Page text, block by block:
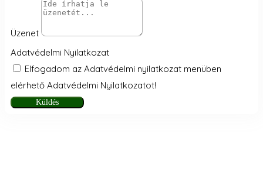
Üzenet
Adatvédelmi Nyilatkozat
Elfogadom az Adatvédelmi nyilatkozat menüben
elérhető Adatvédelmi Nyilatkozatot!
Küldés